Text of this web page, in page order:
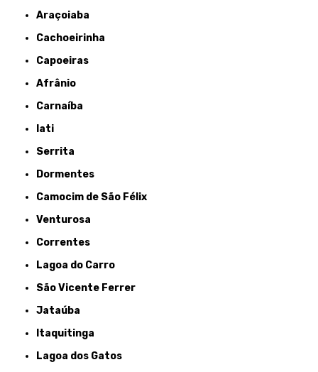
Araçoiaba
Cachoeirinha
Capoeiras
Afrânio
Carnaíba
Iati
Serrita
Dormentes
Camocim de São Félix
Venturosa
Correntes
Lagoa do Carro
São Vicente Ferrer
Jataúba
Itaquitinga
Lagoa dos Gatos